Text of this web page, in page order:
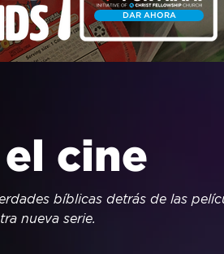
DAR AHORA
el cine
bíblicas detrás de las
nueva serie.